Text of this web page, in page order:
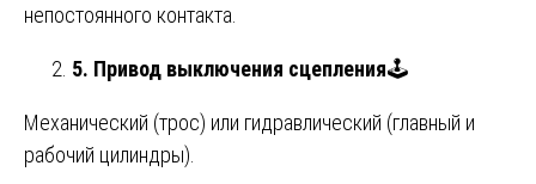
непостоянного контакта.
5. Привод выключения сцепления🕹️
Механический (трос) или гидравлический (главный и
рабочий цилиндры).